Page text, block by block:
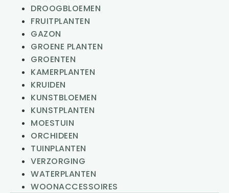
DROOGBLOEMEN
FRUITPLANTEN
GAZON
GROENE PLANTEN
GROENTEN
KAMERPLANTEN
KRUIDEN
KUNSTBLOEMEN
KUNSTPLANTEN
MOESTUIN
ORCHIDEEN
TUINPLANTEN
VERZORGING
WATERPLANTEN
WOONACCESSOIRES